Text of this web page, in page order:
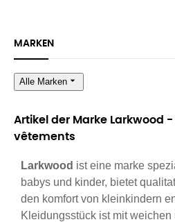
MARKEN
Alle Marken arrow_drop_down
Artikel der Marke Larkwood
vêtements
Larkwood ist eine marke
babys und kinder, bietet
den komfort von kleinkindern
Kleidungsstück ist mit